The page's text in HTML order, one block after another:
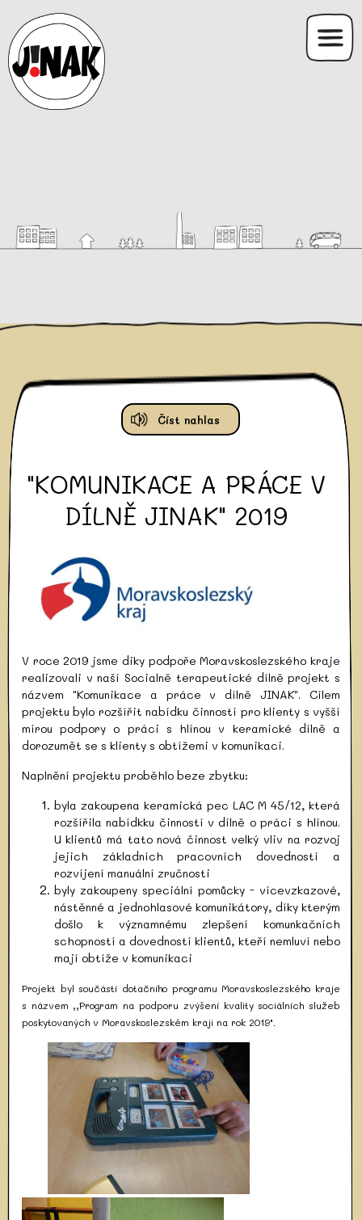
Číst nahlas
"KOMUNIKACE A PRÁCE V
DÍLNĚ JINAK" 2019
V roce 2019 jsme diky podpoře Moravskoslezského kraje
realizovali v naší Socialně terapeutické dílně projekt s
názvem "Komunikace a práce v dílně JINAK". Cílem
projektu bylo rozšířit nabídku činností pro klienty s vyšší
mírou podpory o práci s hlínou v keramické dílně a
dorozumět se s klienty s obtížemi v komunikaci.
Naplnění projektu proběhlo beze zbytku:
byla zakoupena keramická pec LAC M 45/12, která
rozšířila nabídkku činností v dílně o práci s hlínou.
U klientů má tato nová činnost velký vliv na rozvoj
jejich základních pracovních dovedností a
rozvíjení manuální zručnosti
byly zakoupeny speciální pomůcky - vícevzkazové,
nástěnné a jednohlasové komunikátory, díky kterým
došlo k významnému zlepšení komunkačních
schopností a dovedností klientů, kteří nemluví nebo
mají obtíže v komunikaci
Projekt byl součástí dotačního programu Moravskoslezského kraje
s názvem ,,Program na podporu zvýšení kvality sociálních služeb
poskytovaných v Moravskoslezském kraji na rok 2019"